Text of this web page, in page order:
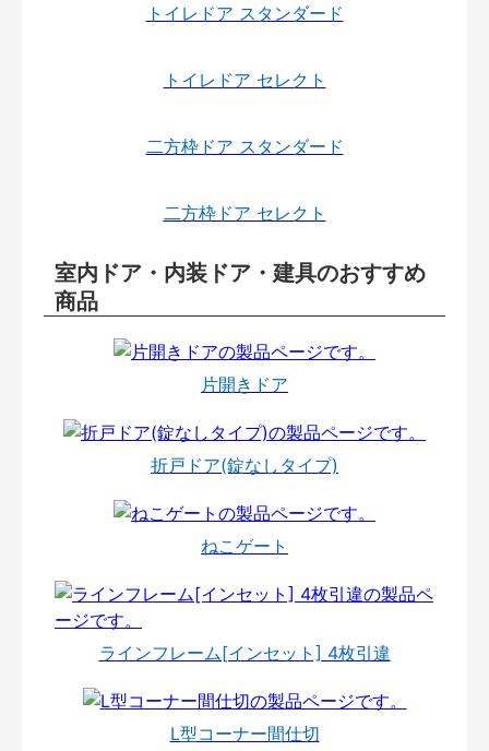
トイレドア スタンダード
トイレドア セレクト
二方枠ドア スタンダード
二方枠ドア セレクト
室内ドア・内装ドア・建具のおすすめ
商品
片開きドア
折戸ドア(錠なしタイプ)
ねこゲート
ラインフレーム[インセット] 4枚引違
L型コーナー間仕切